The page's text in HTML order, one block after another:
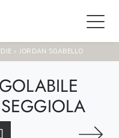
> JORDAN SGABELLO